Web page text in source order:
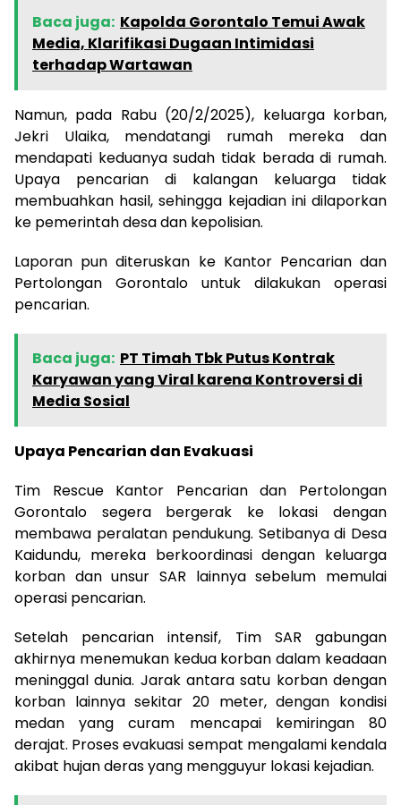
Baca juga: Kapolda Gorontalo Temui Awak
Media, Klarifikasi Dugaan Intimidasi
terhadap Wartawan
Namun, pada Rabu (20/2/2025), keluarga korban,
Jekri Ulaika, mendatangi rumah mereka dan
mendapati keduanya sudah tidak berada di rumah.
Upaya pencarian di kalangan keluarga tidak
membuahkan hasil, sehingga kejadian ini dilaporkan
ke pemerintah desa dan kepolisian.
Laporan pun diteruskan ke Kantor Pencarian dan
Pertolongan Gorontalo untuk dilakukan operasi
pencarian.
Baca juga: PT Timah Tbk Putus Kontrak
Karyawan yang Viral karena Kontroversi di
Media Sosial
Upaya Pencarian dan Evakuasi
Tim Rescue Kantor Pencarian dan Pertolongan
Gorontalo segera bergerak ke lokasi dengan
membawa peralatan pendukung. Setibanya di Desa
Kaidundu, mereka berkoordinasi dengan keluarga
korban dan unsur SAR lainnya sebelum memulai
operasi pencarian.
Setelah pencarian intensif, Tim SAR gabungan
akhirnya menemukan kedua korban dalam keadaan
meninggal dunia. Jarak antara satu korban dengan
korban lainnya sekitar 20 meter, dengan kondisi
medan yang curam mencapai kemiringan 80
derajat. Proses evakuasi sempat mengalami kendala
akibat hujan deras yang mengguyur lokasi kejadian.